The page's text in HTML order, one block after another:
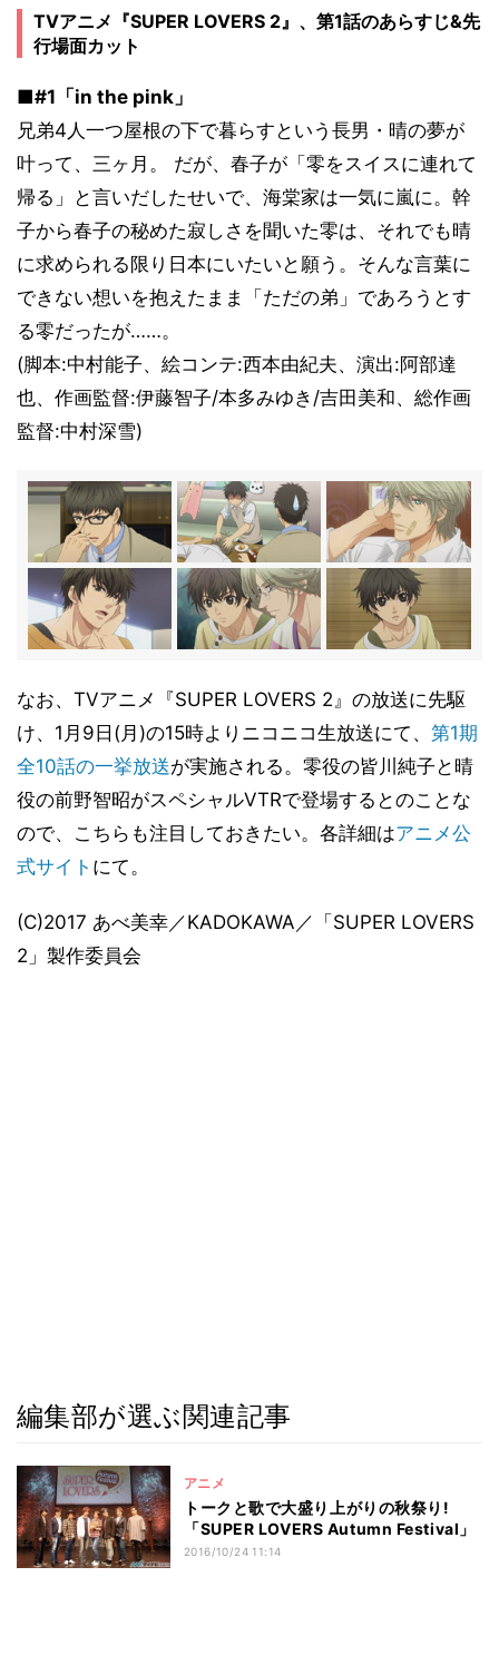
TVアニメ『SUPER LOVERS 2』、第1話のあらすじ&先
行場面カット
■#1「in the pink」
兄弟4人一つ屋根の下で暮らすという長男・晴の夢が
叶って、三ヶ月。 だが、春子が「零をスイスに連れて
帰る」と言いだしたせいで、海棠家は一気に嵐に。幹
子から春子の秘めた寂しさを聞いた零は、それでも晴
に求められる限り日本にいたいと願う。そんな言葉に
できない想いを抱えたまま「ただの弟」であろうとす
る零だったが……。
(脚本:中村能子、絵コンテ:西本由紀夫、演出:阿部達
也、作画監督:伊藤智子/本多みゆき/吉田美和、総作画
監督:中村深雪)
なお、TVアニメ『SUPER LOVERS 2』の放送に先駆
け、1月9日(月)の15時よりニコニコ生放送にて、 第1期
全10話の一挙放送が実施される。零役の皆川純子と晴
役の前野智昭がスペシャルVTRで登場するとのことな
ので、こちらも注目しておきたい。各詳細はアニメ公
式サイト にて。
(C)2017 あべ美幸／KADOKAWA／「SUPER LOVERS
2」製作委員会
編集部が選ぶ関連記事
アニメ
トークと歌で大盛り上がりの秋祭り!
「SUPER LOVERS Autumn Festival」
2016/10/24 11:14